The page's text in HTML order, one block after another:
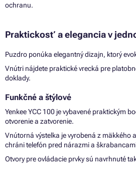
ochranu.
Praktickosť a elegancia v
Puzdro ponúka elegantný dizajn, ktorý
Vnútri nájdete praktické vrecká pre
doklady.
Funkčné a štýlové
Yenkee YCC 100 je vybavené praktickým
otvorenie a zatvorenie.
Vnútorná výstelka je vyrobená z mäkkého
chráni telefón pred nárazmi a
Otvory pre ovládacie prvky sú navrhnuté